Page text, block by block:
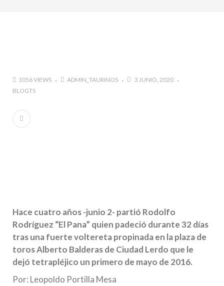
1056 VIEWS ADMIN_TAURINOS
3 JUNIO, 2020
BLOGTS
Hace cuatro años -junio 2- partió Rodolfo
Rodríguez “El Pana” quien padeció durante 32 días
tras una fuerte voltereta propinada en la plaza de
toros Alberto Balderas de Ciudad Lerdo que le
dejó tetrapléjico un primero de mayo de 2016.
Por: Leopoldo Portilla Mesa